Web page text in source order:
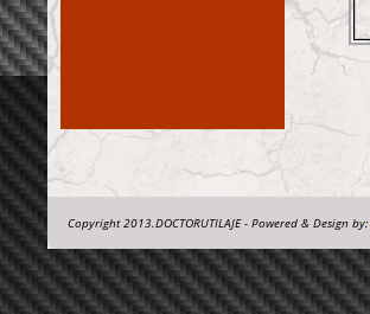
Copyright 2013.DOCTORUTILAJE - Powered & Design by: